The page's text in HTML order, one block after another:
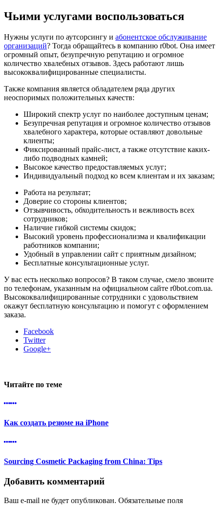
Чьими услугами воспользоваться
Нужны услуги по аутсорсингу и абонентское обслуживание
организаций? Тогда обращайтесь в компанию r0bot. Она имеет
огромный опыт, безупречную репутацию и огромное
количество хвалебных отзывов. Здесь работают лишь
высококвалифицированные специалисты.
Также компания является обладателем ряда других
неоспоримых положительных качеств:
Широкий спектр услуг по наиболее доступным ценам;
Безупречная репутация и огромное количество отзывов
хвалебного характера, которые оставляют довольные
клиенты;
Фиксированный прайс-лист, а также отсутствие каких-
либо подводных камней;
Высокое качество предоставляемых услуг;
Индивидуальный подход ко всем клиентам и их заказам;
Работа на результат;
Доверие со стороны клиентов;
Отзывчивость, обходительность и вежливость всех
сотрудников;
Наличие гибкой системы скидок;
Высокий уровень профессионализма и квалификации
работников компании;
Удобный в управлении сайт с приятным дизайном;
Бесплатные консультационные услуг.
У вас есть несколько вопросов? В таком случае, смело звоните
по телефонам, указанным на официальном сайте r0bot.com.ua.
Высококвалифицированные сотрудники с удовольствием
окажут бесплатную консультацию и помогут с оформлением
заказа.
Facebook
Twitter
Google+
Читайте по теме
Как создать резюме на iPhone
Sourcing Cosmetic Packaging from China: Tips
Добавить комментарий
Ваш e-mail не будет опубликован. Обязательные поля